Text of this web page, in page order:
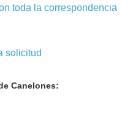
toda la correspondencia
solicitud
Canelones: